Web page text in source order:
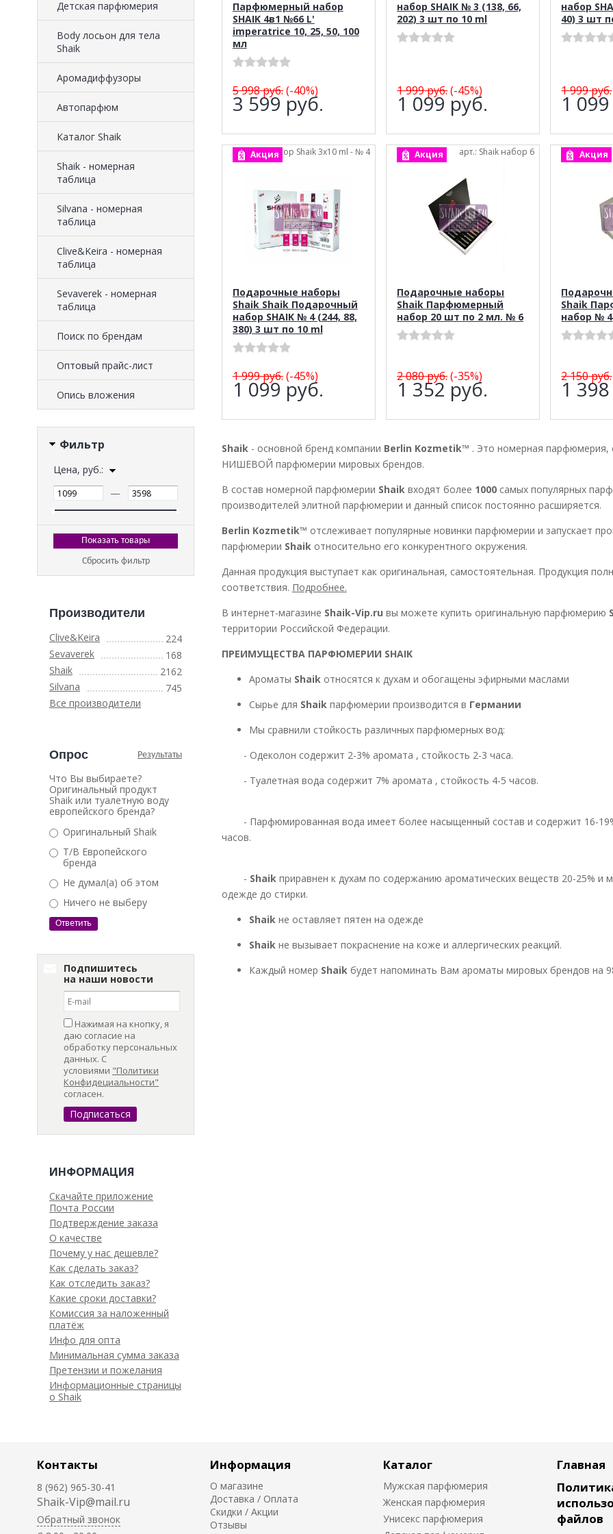
Детская парфюмерия
Body лосьон для тела
Shaik
Аромадиффузоры
Автопарфюм
Каталог Shaik
Shaik - номерная
таблица
Silvana - номерная
таблица
Clive&Keira - номерная
таблица
Sevaverek - номерная
таблица
Поиск по брендам
Оптовый прайс-лист
Опись вложения
Фильтр
Цена, руб.:
—
Сбросить фильтр
Производители
Clive&Keira
224
Sevaverek
168
Shaik
2162
Silvana
745
Все производители
Опрос Результаты
Что Вы выбираете?
Оригинальный продукт
Shaik или туалетную воду
европейского бренда?
Оригинальный Shaik
Т/В Европейского
бренда
Не думал(а) об этом
Ничего не выберу
Подпишитесь
на наши новости
Нажимая на кнопку, я
даю согласие на
обработку персональных
данных. С
условиями "Политики
Конфидециальности"
согласен.
ИНФОРМАЦИЯ
Скачайте приложение
Почта России
Подтверждение заказа
О качестве
Почему у нас дешевле?
Как сделать заказ?
Как отследить заказ?
Какие сроки доставки?
Комиссия за наложенный
платёж
Инфо для опта
Минимальная сумма заказа
Претензии и пожелания
Информационные страницы
о Shaik
Парфюмерный набор
SHAIK 4в1 №66 L'
imperatrice 10, 25, 50, 100
мл
5 998руб.(-40%)
3 599руб.
набор SHAIK № 3 (138, 66,
202) 3 шт по 10 ml
1 999руб.(-45%)
1 099руб.
набор
40) 3 шт
1 999руб.
1 099
Акция
арт.: Набор Shaik 3х10 ml - № 4
Подарочные наборы
Shaik Shaik Подарочный
набор SHAIK № 4 (244, 88,
380) 3 шт по 10 ml
1 999руб.(-45%)
1 099руб.
Акция арт.: Shaik набор 6
Подарочные наборы
Shaik Парфюмерный
набор 20 шт по 2 мл. № 6
2 080руб.(-35%)
1 352руб.
Акция
Shaik
набор № 4
2 150руб.
1 398
Shaik - основной бренд компании Berlin Kozmetik™ . Это номерная
НИШЕВОЙ парфюмерии мировых брендов.
В состав номерной парфюмерии Shaikвходят более 1000самых популярных
производителей элитной парфюмерии и данный список постоянно расширяется.
Berlin Kozmetik™ отслеживает популярные новинки парфюмерии и запускает
парфюмерии Shaikотносительно его конкурентного окружения.
Данная продукция выступает как оригинальная, самостоятельная. Продукция
соответствия. Подробнее.
В интернет-магазине Shaik-Vip.ru вы можете купить оригинальную парфюмерию
территории Российской Федерации.
ПРЕИМУЩЕСТВА ПАРФЮМЕРИИ SHAIK
Ароматы Shaik относятся к духам и обогащены эфирными маслами
Сырье для Shaik парфюмерии производится в Германии
Мы сравнили стойкость различных парфюмерных вод:
- Одеколон содержит 2-3% аромата ,
- Туалетная вода содержит 7% аромата , стойкость 4-5 часов.
- Парфюмированная вода имеет более насыщенный состав и содержит 16-
часов.
- Shaikприравнен к духам по содержанию ароматических веществ 20-25% и
одежде до стирки.
Shaik не оставляет пятен на одежде
Shaik не вызывает покраснение на коже и аллергических реакций.
Каждый номер Shaik будет напоминать Вам ароматы мировых брендов на
Контакты
8 (962) 965-30-41
Shaik-Vip@mail.ru
Обратный звонок
Информация
О магазине
Доставка / Оплата
Скидки / Акции
Отзывы
Каталог
Мужская парфюмерия
Женская парфюмерия
Унисекс парфюмерия
Главная
файлов